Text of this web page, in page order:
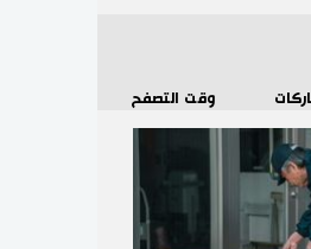
وقت التصفح